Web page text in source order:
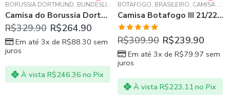
,CHELSEA FC,PREMIER LEAGUE
BORUSSIA DORTMUND, BUNDESLIGA ,CAMISA MASCULINA
Camisa do Borussia Dortmund I 20/21
R$329.90 R$264.90
Em até 3x de R$88.30 sem
juros
À vista R$246.36 no Pix
BOTAFOGO, BRASILEIRO, CAMISA MASCULINA
Camisa Botafogo III 21/22 Branca
Avaliação
5.00de 5
R$309.90 R$239.90
Em até 3x de R$79.97 sem
juros
À vista R$223.11 no Pix